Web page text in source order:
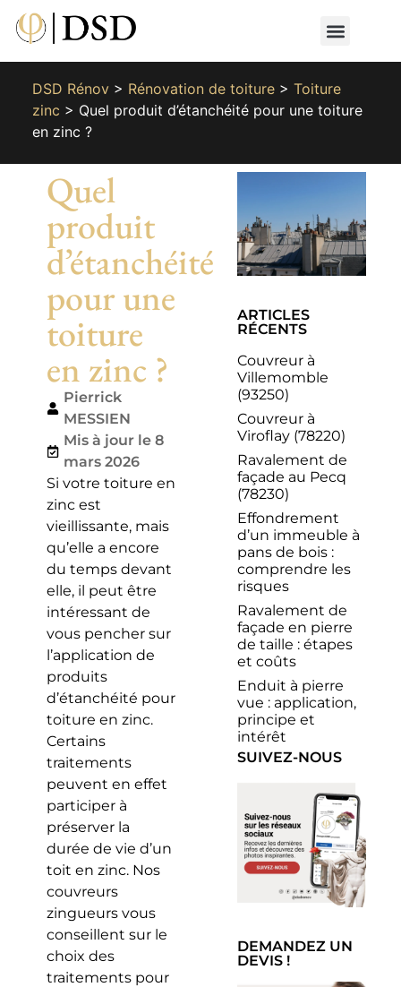
DSD Rénov> Rénovation de toiture> Toiture
zinc > Quel produit d’étanchéité pour une toiture
en zinc ?
Quel
produit
d’étanchéité
pour une
toiture
en zinc ?
Pierrick
MESSIEN
Mis à jour le 8
mars 2026
Si votre toiture en
zinc est
vieillissante, mais
qu’elle a encore
du temps devant
elle, il peut être
intéressant de
vous pencher sur
l’application de
produits
d’étanchéité pour
toiture en zinc.
Certains
traitements
peuvent en effet
participer à
préserver la
durée de vie d’un
toit en zinc. Nos
couvreurs
zingueurs vous
conseillent sur le
choix des
traitements pour
ARTICLES
RÉCENTS
Couvreur à
Villemomble
(93250)
Couvreur à
Viroflay (78220)
Ravalement de
façade au Pecq
(78230)
Effondrement
d’un immeuble à
pans de bois :
comprendre les
risques
Ravalement de
façade en pierre
de taille : étapes
et coûts
Enduit à pierre
vue : application,
principe et
intérêt
SUIVEZ-NOUS
DEMANDEZ UN
DEVIS !